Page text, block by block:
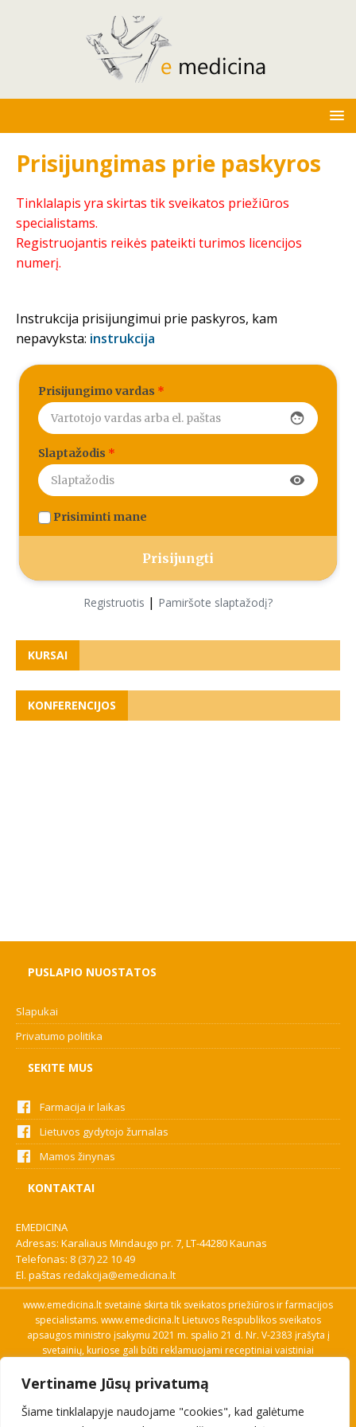
Vertiname Jūsų privatumą
Šiame tinklalapyje naudojame "cookies", kad galėtume
Prisijungimas prie paskyros
Tinklalapis yra skirtas tik sveikatos priežiūros
specialistams.
Registruojantis reikės pateikti turimos licencijos
numerį.
Instrukcija prisijungimui prie paskyros, kam
nepavyksta: instrukcija
Prisijungimo vardas *
face
Slaptažodis *
visibility
Prisiminti mane
Registruotis | Pamiršote slaptažodį?
KURSAI
KONFERENCIJOS
PUSLAPIO NUOSTATOS
Slapukai
Privatumo politika
SEKITE MUS
Farmacija ir laikas
Lietuvos gydytojo žurnalas
Mamos žinynas
KONTAKTAI
EMEDICINA
Adresas: Karaliaus Mindaugo pr. 7, LT-44280 Kaunas
Telefonas: 8 (37) 22 10 49
El. paštas redakcija@emedicina.lt
www.emedicina.lt svetainė skirta tik sveikatos priežiūros ir farmacijos
specialistams. www.emedicina.lt Lietuvos Respublikos sveikatos
apsaugos ministro įsakymu 2021 m. spalio 21 d. Nr. V-2383 įrašyta į
svetainių, kuriose gali būti reklamuojami receptiniai vaistiniai
savo profesinę kvalifikaciją. Naudingos nuorodos: Vaistų ir medicinos
pagalbos priemonių kainų paieška, VVKT tinklalapis, Sveikatos
priežiūros ar farmacijos specialisto pranešimo apie įtariamą